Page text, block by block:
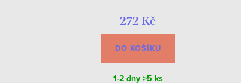
272 Kč
DO KOŠÍKU
1-2 dny >5 ks